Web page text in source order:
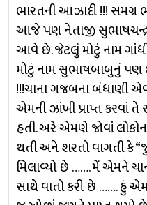
ભારતની આઝાદી !!! સમગ્ર
આજે પણ નેતાજી
આવે છે. જેટલું મોટું નામ
મોટું નામ સુભાષબાબુનું પણ
!!!ચાના ગજબના બંધાણી
એમની ઝાંખી પ્રાપ્ત કરવાં
હતી. અરે એમણે જોવાં
થતી અને શરતો વાગતી કે
મિલાવ્યો છે ……. મેં એમને
સાથે વાતો કરી છે ……. હું